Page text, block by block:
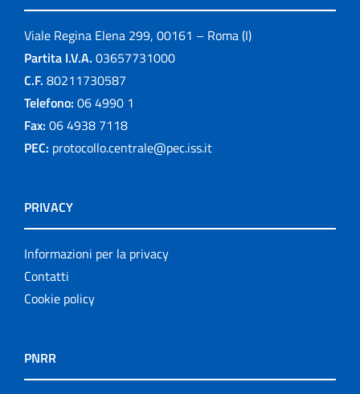
Viale Regina Elena 299, 00161 – Roma (I)
Partita I.V.A. 03657731000
C.F. 80211730587
Telefono: 06 4990 1
Fax: 06 4938 7118
PEC: protocollo.centrale@pec.iss.it
PRIVACY
Informazioni per la privacy
Contatti
Cookie policy
PNRR